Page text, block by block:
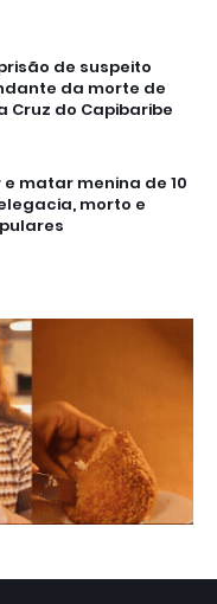
de suspeito
da morte de
Cruz do Capibaribe
matar menina de 10
morto e